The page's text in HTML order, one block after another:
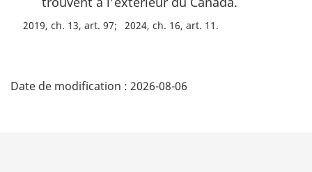
2019, ch. 13, art. 97 2024, ch. 16, art. 11
é
Date de modification : 2026-08-06